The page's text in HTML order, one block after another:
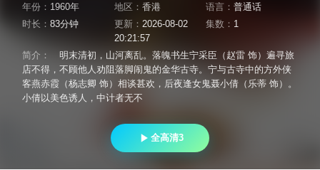
年份： 1960年 地区： 香港 语言：普通话
时长： 83分钟 更新： 2026-08-02
20:21:57
集数： 1
简介：
明末清初，山河离乱。落魄书生宁采臣（赵雷 饰）遍寻旅
店不得，不顾他人劝阻落脚闹鬼的金华古寺。宁与古寺中的方外侠
客燕赤霞（杨志卿 饰）相谈甚欢，后夜逢女鬼聂小倩（乐蒂 饰）。
小倩以美色诱人，中计者无不
全高清3